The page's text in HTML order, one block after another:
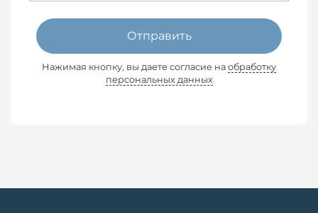
Отправить
Нажимая кнопку, вы даете согласие на обработку
персональных данных